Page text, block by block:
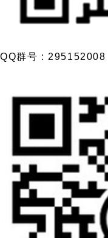
QQ群号 : 295152008